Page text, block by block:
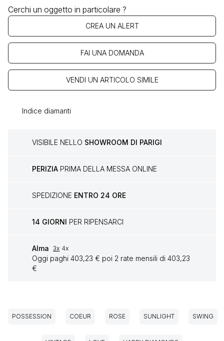
Cerchi un oggetto in particolare ?
CREA UN ALERT
FAI UNA DOMANDA
VENDI UN ARTICOLO SIMILE
Indice diamanti
VISIBILE NELLO SHOWROOM DI PARIGI
PERIZIA PRIMA DELLA MESSA ONLINE
SPEDIZIONE ENTRO 24 ORE
14 GIORNI PER RIPENSARCI
Alma 3x 4x
Oggi paghi 403,23 € poi 2 rate mensili di 403,23
€
POSSESSION COEUR ROSE SUNLIGHT SWING